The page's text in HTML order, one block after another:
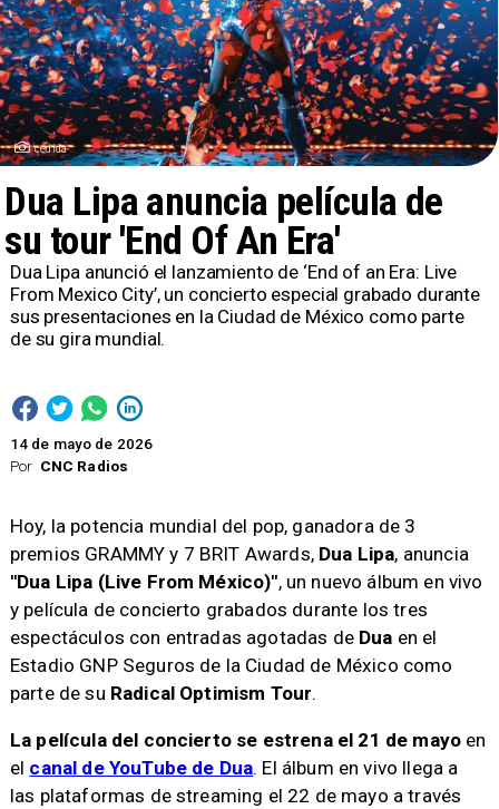
cedida
Por CNC Radios
Dua Lipa anuncia película de
su tour 'End Of An Era'
14 de mayo de 2026
​Dua Lipa anunció el lanzamiento de ‘End of an Era: Live
From Mexico City’, un concierto especial grabado durante
sus presentaciones en la Ciudad de México como parte
de su gira mundial.
Hoy, la potencia mundial del pop, ganadora de 3
premios GRAMMY y 7 BRIT Awards, Dua Lipa, anuncia
"Dua Lipa (Live From México)", un nuevo álbum en vivo
y película de concierto grabados durante los tres
espectáculos con entradas agotadas de Dua en el
Estadio GNP Seguros de la Ciudad de México como
parte de su Radical Optimism Tour.
La película del concierto se estrena el 21 de mayo en
el canal de YouTube de Dua. El álbum en vivo llega a
las plataformas de streaming el 22 de mayo a través